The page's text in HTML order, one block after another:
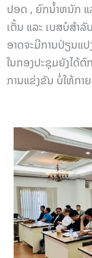
ປອດ , ຍົກນ້ຳຫນັກ ແ
ເຕັ້ນ ແລະ ເບສບໍສຳ
ອາດຈະມີການປ່ຽນແ
ໃນກອງປະຊຸມຍັງໄດ້
ການແຂ່ງຂັນ ບໍ່ໃຫ້ກ